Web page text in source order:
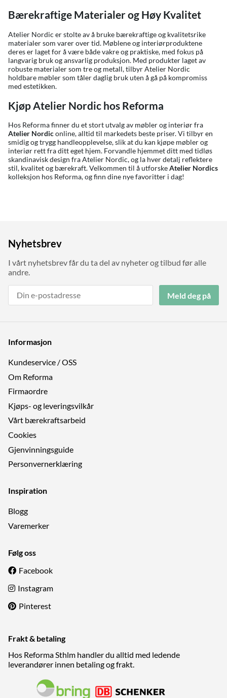
Bærekraftige Materialer og Høy Kvalitet
Atelier Nordic er stolte av å bruke bærekraftige og kvalitetsrike
materialer som varer over tid. Møblene og interiørproduktene
deres er laget for å være både vakre og praktiske, med fokus på
langvarig bruk og ansvarlig produksjon. Med produkter laget av
robuste materialer som tre og metall, tilbyr Atelier Nordic
holdbare møbler som tåler daglig bruk uten å gå på kompromiss
med estetikken.
Kjøp Atelier Nordic hos Reforma
Hos Reforma finner du et stort utvalg av møbler og interiør fra
Atelier Nordiconline, alltid til markedets beste priser. Vi tilbyr en
smidig og trygg handleopplevelse, slik at du kan kjøpe møbler og
interiør rett fra ditt eget hjem. Forvandle hjemmet ditt med tidløs
skandinavisk design fra Atelier Nordic, og la hver detalj reflektere
stil, kvalitet og bærekraft. Velkommen til å utforskeAtelier Nordics
kolleksjon hos Reforma, og finn dine nye favoritter i dag!
Nyhetsbrev
I vårt nyhetsbrev får du ta del av nyheter og tilbud før alle
andre.
Meld deg på
Informasjon
Kundeservice / OSS
Om Reforma
Firmaordre
Kjøps- og leveringsvilkår
Vårt bærekraftsarbeid
Cookies
Gjenvinningsguide
Personvernerklæring
Inspiration
Blogg
Varemerker
Følg oss
Facebook
Instagram
Pinterest
Frakt & betaling
Hos Reforma Sthlm handler du alltid med ledende
leverandører innen betaling og frakt.